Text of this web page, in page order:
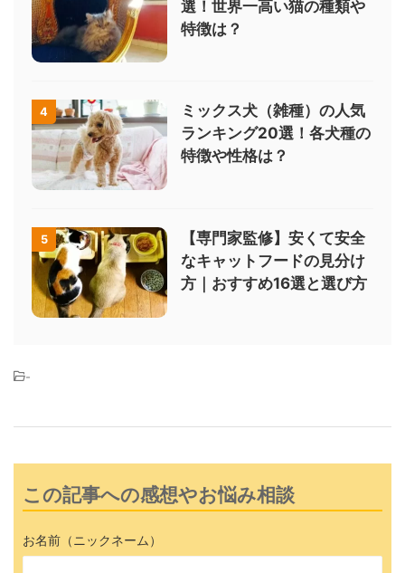
選！世界一高い猫の種類や
特徴は？
4
ミックス犬（雑種）の人気
ランキング20選！各犬種の
特徴や性格は？
5
【専門家監修】安くて安全
なキャットフードの見分け
方｜おすすめ16選と選び方
-
この記事への感想やお悩み相談
お名前（ニックネーム）